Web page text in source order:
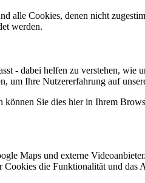
alle Cookies, denen nicht
werden.
- dabei helfen zu verstehen,
um Ihre Nutzererfahrung auf
Sie dies hier in Ihrem
Maps und externe
die Funktionalität und